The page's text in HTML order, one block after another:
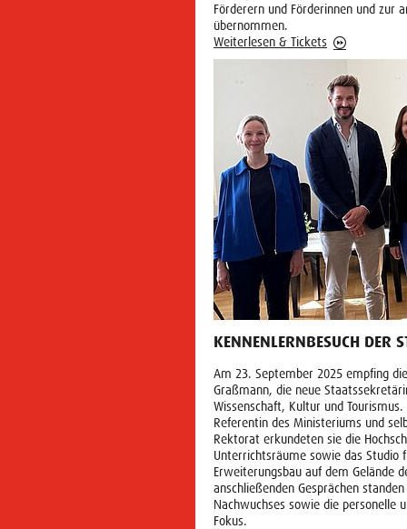
Förderern und Förderinnen und zur
übernommen.
Weiterlesen & Tickets
KENNENLERNBESUCH DER
Am 23. September 2025 empfing
Graßmann, die neue
Wissenschaft, Kultur und
Referentin des Ministeriums und
Rektorat erkundeten sie die
Unterrichtsräume sowie das Studio
Erweiterungsbau auf dem Gelände
anschließenden Gesprächen
Nachwuchses sowie die personelle
Fokus.